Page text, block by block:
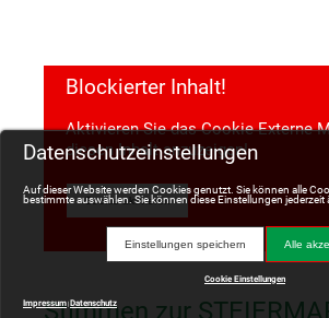
Blockierter Inhalt!
Aktivieren Sie das CookieExterne
diesen Inhalt anzuzeigen!
Cookie aktivieren
Stimmen zur
Datenschutzeinstellungen
Auf dieser Website werden Cookies genutzt. Sie können alle
bestimmte auswählen. Sie können diese Einstellungen jederzeit
Einstellungen speichern Alle
Cookie Einstellungen
Impressum|Datenschutz